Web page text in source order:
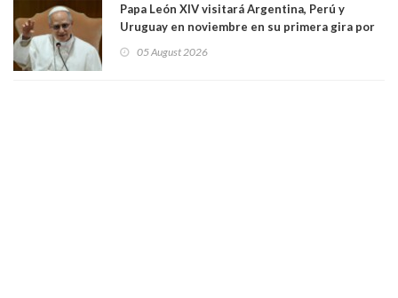
Papa León XIV visitará Argentina, Perú y
Uruguay en noviembre en su primera gira por
05 August 2026